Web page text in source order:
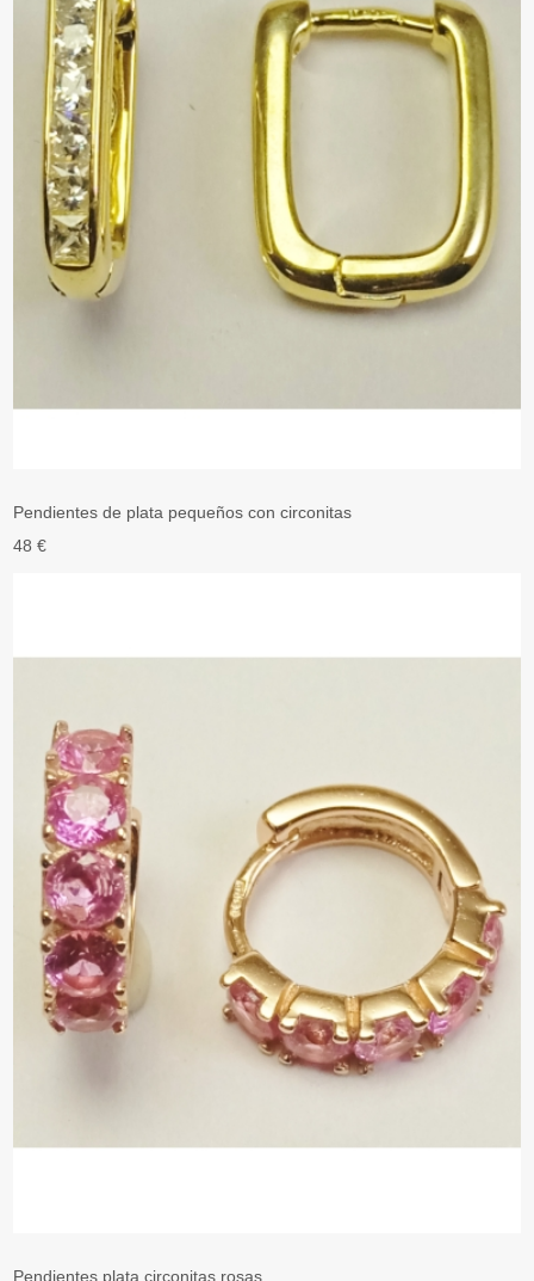
Pendientes de plata pequeños con circonitas
48 €
Pendientes plata circonitas rosas